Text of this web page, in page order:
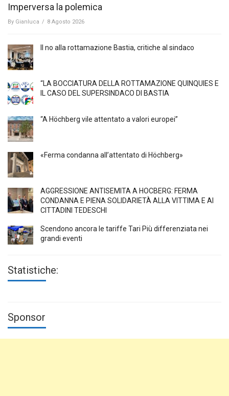
Imperversa la polemica
By Gianluca / 8 Agosto 2026
Il no alla rottamazione Bastia, critiche al sindaco
“LA BOCCIATURA DELLA ROTTAMAZIONE QUINQUIES E
IL CASO DEL SUPERSINDACO DI BASTIA
“A Höchberg vile attentato a valori europei”
«Ferma condanna all’attentato di Höchberg»
AGGRESSIONE ANTISEMITA A HÖCBERG: FERMA
CONDANNA E PIENA SOLIDARIETÀ ALLA VITTIMA E AI
CITTADINI TEDESCHI
Scendono ancora le tariffe Tari Più differenziata nei
grandi eventi
Statistiche:
Sponsor